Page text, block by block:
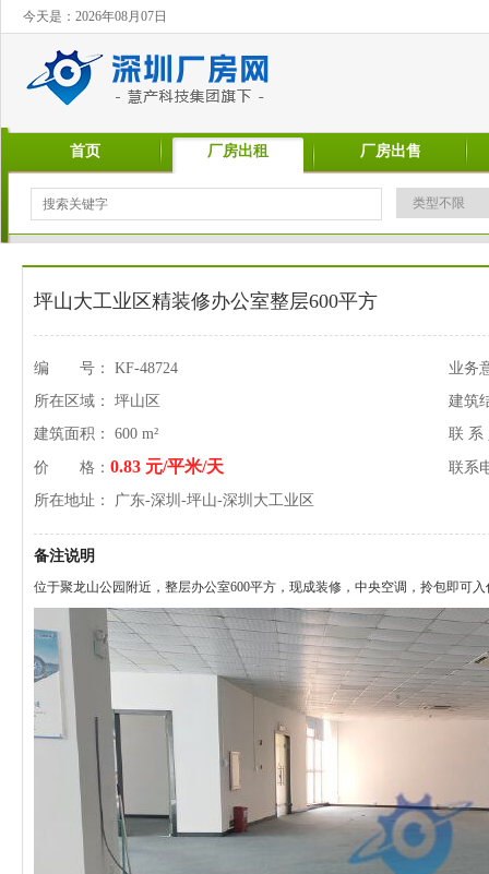
今天是：2026年08月07日
首页 厂房出租 厂房出售
坪山大工业区精装修办公室整层600平方
编 号： KF-48724
业务
所在区域： 坪山区
建筑
建筑面积： 600 m²
联 系
价 格： 0.83 元/平米/天
联系
所在地址： 广东-深圳-坪山-深圳大工业区
备注说明
位于聚龙山公园附近，整层办公室600平方，现成装修，中央空调，拎包即可